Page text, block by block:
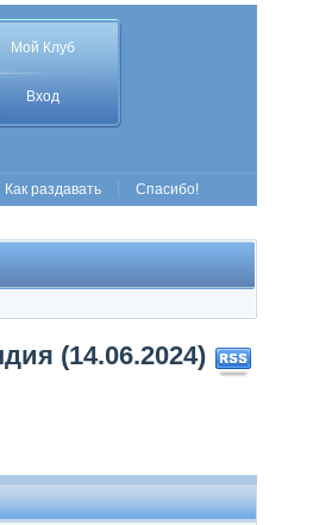
Мой Клуб
Вход
Как раздавать Спасибо!
(14.06.2024)